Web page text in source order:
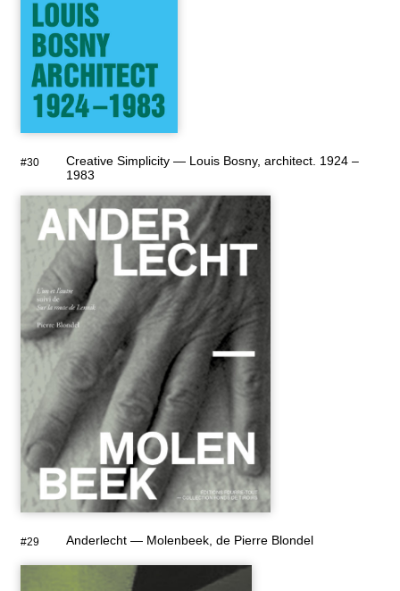
#30
Creative Simplicity — Louis Bosny, architect. 1924 –
1983
#29 Anderlecht — Molenbeek, de Pierre Blondel